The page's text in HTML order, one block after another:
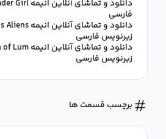
فارسی
زیرنویس فارسی
زیرنویس فارسی
برچسب قسمت ها